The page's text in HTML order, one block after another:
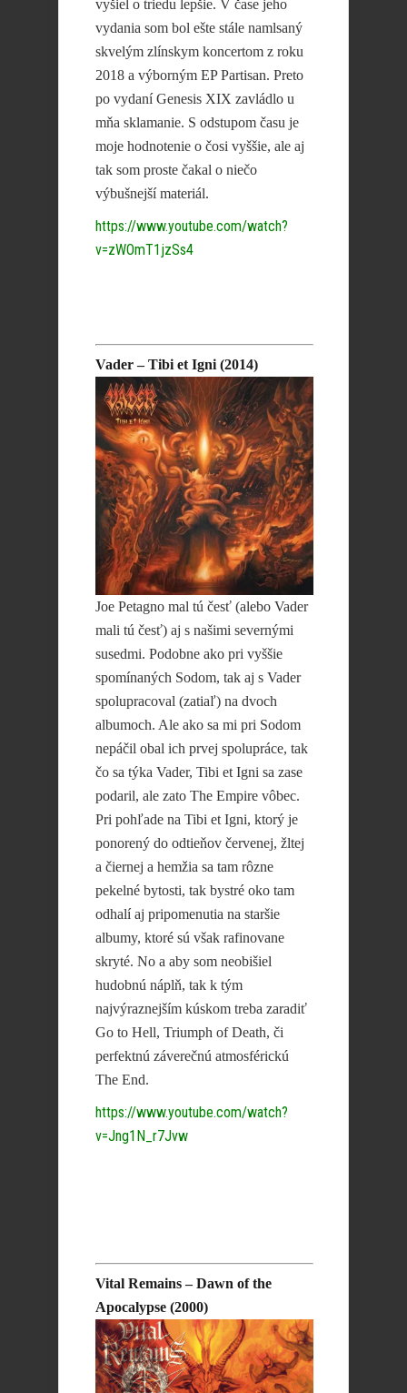
vyšiel o triedu lepšie. V čase jeho
vydania som bol ešte stále namlsaný
skvelým zlínskym koncertom z roku
2018 a výborným EP Partisan. Preto
po vydaní Genesis XIX zavládlo u
mňa sklamanie. S odstupom času je
moje hodnotenie o čosi vyššie, ale aj
tak som proste čakal o niečo
výbušnejší materiál.
https://www.youtube.com/watch?
v=zWOmT1jzSs4
Vader – Tibi et Igni (2014)
Joe Petagno mal tú česť (alebo Vader
mali tú česť) aj s našimi severnými
susedmi. Podobne ako pri vyššie
spomínaných Sodom, tak aj s Vader
spolupracoval (zatiaľ) na dvoch
albumoch. Ale ako sa mi pri Sodom
nepáčil obal ich prvej spolupráce, tak
čo sa týka Vader, Tibi et Igni sa zase
podaril, ale zato The Empire vôbec.
Pri pohľade na Tibi et Igni, ktorý je
ponorený do odtieňov červenej, žltej
a čiernej a hemžia sa tam rôzne
pekelné bytosti, tak bystré oko tam
odhalí aj pripomenutia na staršie
albumy, ktoré sú však rafinovane
skryté. No a aby som neobišiel
hudobnú náplň, tak k tým
najvýraznejším kúskom treba zaradiť
Go to Hell, Triumph of Death, či
perfektnú záverečnú atmosférickú
The End.
https://www.youtube.com/watch?
v=Jng1N_r7Jvw
Vital Remains – Dawn of the
Apocalypse (2000)